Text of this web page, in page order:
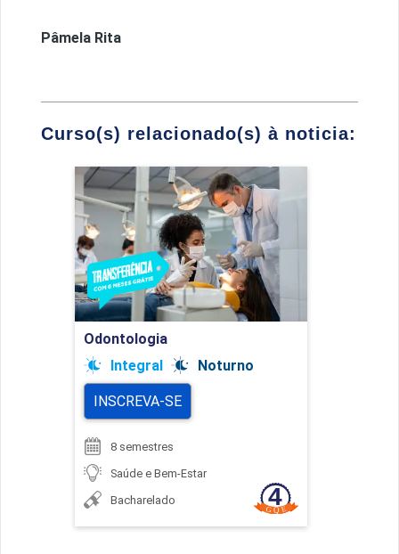
Pâmela Rita
Curso(s) relacionado(s) à noticia:
Odontologia
Integral
Noturno
INSCREVA-SE
8 semestres
Saúde e Bem-Estar
Bacharelado
Odontologia
Detalhes do curso
Ir para Inscrição